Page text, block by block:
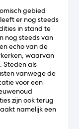
gebied
er nog steeds
in stand te
nog steeds van
echo van de
waarvan
Steden als
vanwege de
voor een
zijn ook terug
namelijk een